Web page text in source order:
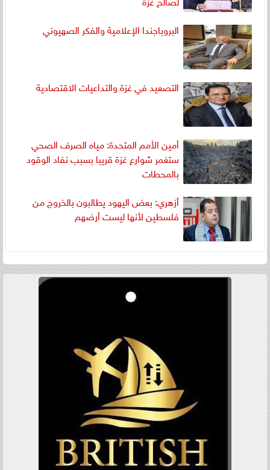
البروباجندا الإعلامية والفكر الصهيوني
التصعيد في غزة والتداعيات الاقتصادية
أمين الأمم المتحدة: مياه الصرف الصحي
ستغمر شوارع غزة قريبا بسبب نفاد الوقود
بالمحطات
أزهري: بعض اليهود يطالبون بالخروج من
فلسطين لأنها ليست أرضهم